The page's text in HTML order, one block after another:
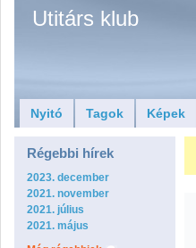
Utitárs klub
Nyitó Tagok Képek
Régebbi hírek
2023. december
2021. november
2021. július
2021. május